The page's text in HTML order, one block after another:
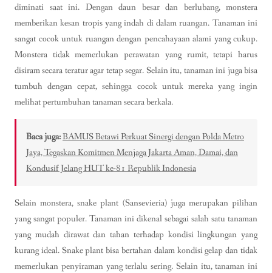
diminati saat ini. Dengan daun besar dan berlubang, monstera
memberikan kesan tropis yang indah di dalam ruangan. Tanaman ini
sangat cocok untuk ruangan dengan pencahayaan alami yang cukup.
Monstera tidak memerlukan perawatan yang rumit, tetapi harus
disiram secara teratur agar tetap segar. Selain itu, tanaman ini juga bisa
tumbuh dengan cepat, sehingga cocok untuk mereka yang ingin
melihat pertumbuhan tanaman secara berkala.
Baca juga:BAMUS Betawi Perkuat Sinergi dengan Polda Metro
Jaya, Tegaskan Komitmen Menjaga Jakarta Aman, Damai, dan
Kondusif Jelang HUT ke-81 Republik Indonesia
Selain monstera, snake plant (Sansevieria) juga merupakan pilihan
yang sangat populer. Tanaman ini dikenal sebagai salah satu tanaman
yang mudah dirawat dan tahan terhadap kondisi lingkungan yang
kurang ideal. Snake plant bisa bertahan dalam kondisi gelap dan tidak
memerlukan penyiraman yang terlalu sering. Selain itu, tanaman ini